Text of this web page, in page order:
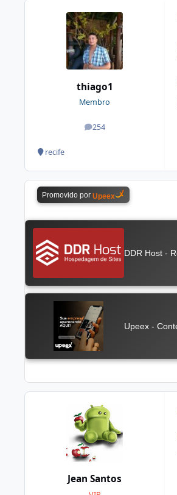
thiago1
Membro
254
posts
recife
Jean Santos